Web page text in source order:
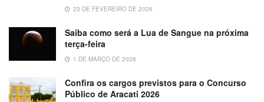
23 DE FEVEREIRO DE 2026
Saiba como será a Lua de Sangue na próxima
terça-feira
1 DE MARÇO DE 2026
Confira os cargos previstos para o Concurso
Público de Aracati 2026